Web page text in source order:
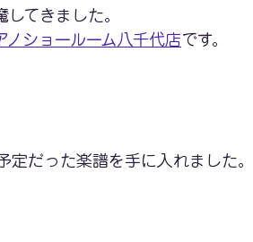
てきました。
ノショールーム八千代店です。
定だった楽譜を手に入れました。